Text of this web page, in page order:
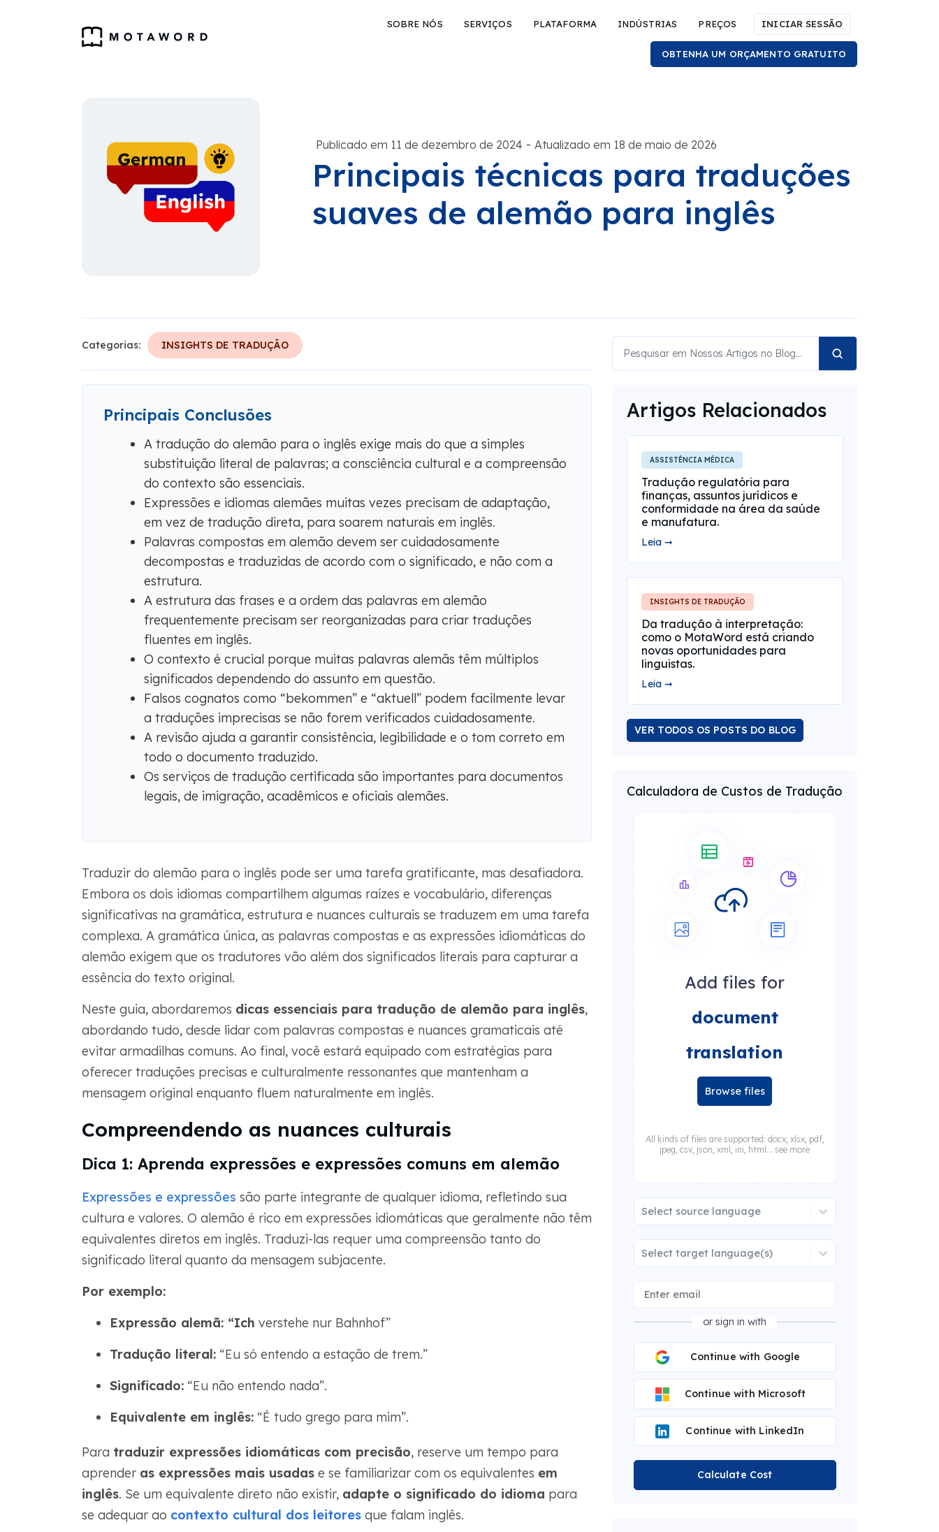
SOBRE NÓS SERVIÇOS PLATAFORMA INDÚSTRIAS PREÇOS INICIAR SESSÃO
OBTENHA UM ORÇAMENTO GRATUITO
Publicado em 11 de dezembro de 2024 - Atualizado em 18 de maio de 2026
Principais técnicas para traduções
suaves de alemão para inglês
Categorias: INSIGHTS DE TRADUÇÃO
Principais Conclusões
A tradução do alemão para o inglês exige mais do que a simples
substituição literal de palavras; a consciência cultural e a compreensão
do contexto são essenciais.
Expressões e idiomas alemães muitas vezes precisam de adaptação,
em vez de tradução direta, para soarem naturais em inglês.
Palavras compostas em alemão devem ser cuidadosamente
decompostas e traduzidas de acordo com o significado, e não com a
estrutura.
A estrutura das frases e a ordem das palavras em alemão
frequentemente precisam ser reorganizadas para criar traduções
fluentes em inglês.
O contexto é crucial porque muitas palavras alemãs têm múltiplos
significados dependendo do assunto em questão.
Falsos cognatos como “bekommen” e “aktuell” podem facilmente levar
a traduções imprecisas se não forem verificados cuidadosamente.
A revisão ajuda a garantir consistência, legibilidade e o tom correto em
todo o documento traduzido.
Os serviços de tradução certificada são importantes para documentos
legais, de imigração, acadêmicos e oficiais alemães.
Traduzir do alemão para o inglês pode ser uma tarefa gratificante, mas desafiadora.
Embora os dois idiomas compartilhem algumas raízes e vocabulário, diferenças
significativas na gramática, estrutura e nuances culturais se traduzem em uma tarefa
complexa. A gramática única, as palavras compostas e as expressões idiomáticas do
alemão exigem que os tradutores vão além dos significados literais para capturar a
essência do texto original.
Neste guia, abordaremos dicas essenciais para tradução de alemão para inglês,
abordando tudo, desde lidar com palavras compostas e nuances gramaticais até
evitar armadilhas comuns. Ao final, você estará equipado com estratégias para
oferecer traduções precisas e culturalmente ressonantes que mantenham a
mensagem original enquanto fluem naturalmente em inglês.
Compreendendo as nuances culturais
Dica 1: Aprenda expressões e expressões comuns em alemão
Expressões e expressões são parte integrante de qualquer idioma, refletindo sua
cultura e valores. O alemão é rico em expressões idiomáticas que geralmente não têm
equivalentes diretos em inglês. Traduzi-las requer uma compreensão tanto do
significado literal quanto da mensagem subjacente.
Por exemplo:
Expressão alemã: “Ich verstehe nur Bahnhof”
Tradução literal:“Eu só entendo a estação de trem.”
Significado:“Eu não entendo nada”.
Equivalente em inglês:“É tudo grego para mim”.
Para traduzir expressões idiomáticas com precisão, reserve um tempo para
aprender as expressões mais usadase se familiarizar com os equivalentes em
inglês. Se um equivalente direto não existir, adapte o significado do idioma para
se adequar ao contexto cultural dos leitoresque falam inglês.
Artigos Relacionados
ASSISTÊNCIA MÉDICA
Tradução regulatória para
finanças, assuntos jurídicos e
conformidade na área da saúde
e manufatura.
Leia ➞
INSIGHTS DE TRADUÇÃO
Da tradução à interpretação:
como o MotaWord está criando
novas oportunidades para
linguistas.
Leia ➞
VER TODOS OS POSTS DO BLOG
Calculadora de Custos de Tradução
Add files for
document
translation
Browse files
All kinds of files are supported: docx, xlsx, pdf,
jpeg, csv, json, xml, ini, html... see more
Select source language
Select target language(s)
or sign in with
Continue with Google
Continue with Microsoft
Continue with LinkedIn
Calculate Cost